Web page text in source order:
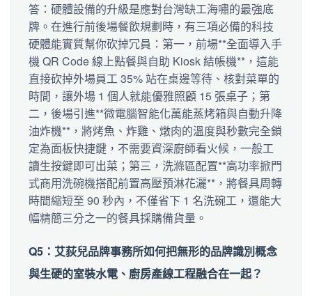
答：硬體設備的升級是應對台灣缺工海嘯的最強底
牌。在進行前後場餐飲規劃時，有三項必備的科技
硬體能實質幫你砍掉冗員：第一，前場**全面導入手
機 QR Code 線上點餐與自助 Kiosk 結帳機**，這能
直接砍掉外場員工 35% 站在桌邊等待、核對菜單的
時間，讓外場 1 個人就能優雅照顧 15 張桌子；第
二，後場引進**微電腦智能化萬能蒸烤箱與自動升降
油炸機**，將烤魚、炸雞、燉肉的溫度與秒數完全鎖
定為面板快捷鍵，不需要資深廚師看火候，一般工
讀生按鍵即可出菜；第三，洗滌區配置**高功率掀門
式商用洗碗機搭配前置高壓預淋花灑**，將餐具周轉
時間縮短至 90 秒內，不僅省下 1 名洗碗工，還能大
幅精簡三分之一的餐具採購備貨量。
Q5：艾荻兒品牌事務所如何把無形的品牌識別概念
與生硬的室裝水電、廚房產線工程融合在一起？